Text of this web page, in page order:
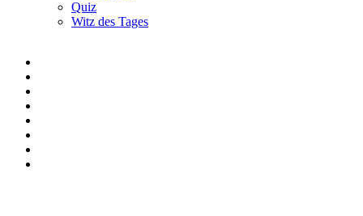
Quiz
Witz des Tages